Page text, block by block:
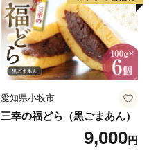
愛知県小牧市
三幸の福どら（黒ごまあん）
9,000円